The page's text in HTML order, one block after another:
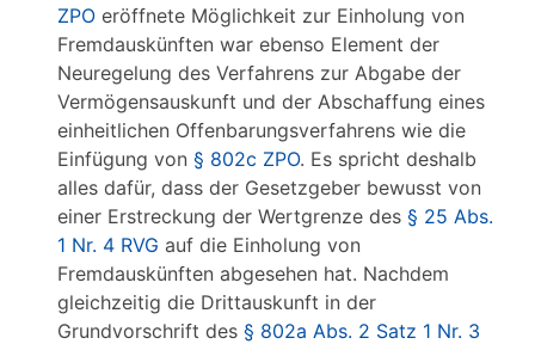
ZPO eröffnete Möglichkeit zur Einholung von
Fremdauskünften war ebenso Element der
Neuregelung des Verfahrens zur Abgabe der
Vermögensauskunft und der Abschaffung eines
einheitlichen Offenbarungsverfahrens wie die
Einfügung von § 802c ZPO. Es spricht deshalb
alles dafür, dass der Gesetzgeber bewusst von
einer Erstreckung der Wertgrenze des § 25 Abs.
1 Nr. 4 RVG auf die Einholung von
Fremdauskünften abgesehen hat. Nachdem
gleichzeitig die Drittauskunft in der
Grundvorschrift des § 802a Abs. 2 Satz 1 Nr. 3